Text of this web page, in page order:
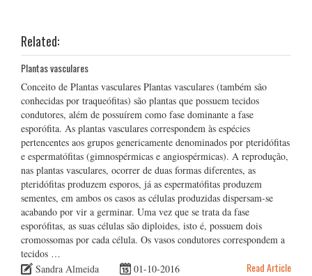
Related:
Plantas vasculares
Conceito de Plantas vasculares Plantas vasculares (também são
conhecidas por traqueófitas) são plantas que possuem tecidos
condutores, além de possuírem como fase dominante a fase
esporófita. As plantas vasculares correspondem às espécies
pertencentes aos grupos genericamente denominados por pteridófitas
e espermatófitas (gimnospérmicas e angiospérmicas). A reprodução,
nas plantas vasculares, ocorrer de duas formas diferentes, as
pteridófitas produzem esporos, já as espermatófitas produzem
sementes, em ambos os casos as células produzidas dispersam-se
acabando por vir a germinar. Uma vez que se trata da fase
esporófitas, as suas células são diploides, isto é, possuem dois
cromossomas por cada célula. Os vasos condutores correspondem a
tecidos …
Sandra Almeida
01-10-2016 Read Article